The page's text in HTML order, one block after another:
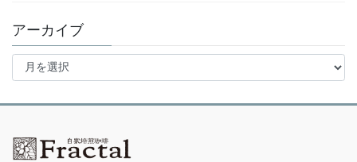
アーカイブ
ア
イ